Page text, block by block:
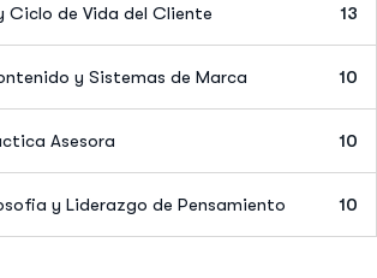
Ciclo de Vida del Cliente 13
y Sistemas de Marca 10
Asesora 10
y Liderazgo de Pensamiento 10